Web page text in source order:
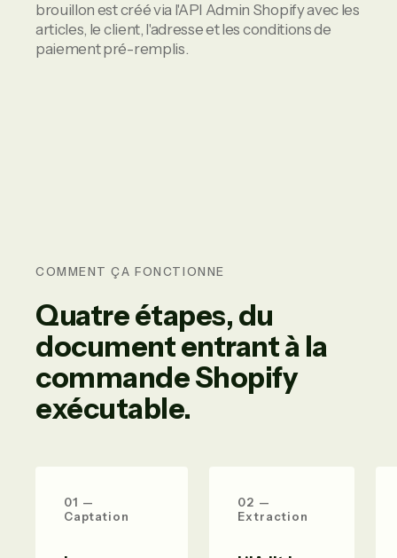
brouillon est créé via l'API Admin Shopify avec les
articles, le client, l'adresse et les conditions de
paiement pré-remplis.
COMMENT ÇA FONCTIONNE
Quatre étapes, du
document entrant à la
commande Shopify
exécutable.
01 —
Captation
02 —
Extraction